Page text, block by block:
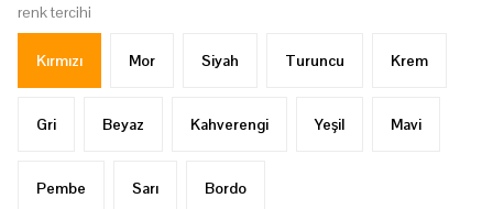
renk tercihi
Kırmızı Mor Siyah Turuncu Krem
Gri Beyaz Kahverengi Yeşil Mavi
Pembe Sarı Bordo